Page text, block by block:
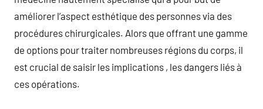
améliorer l’aspect esthétique des personnes via des
procédures chirurgicales. Alors que offrant une gamme
de options pour traiter nombreuses régions du corps, il
est crucial de saisir les implications , les dangers liés à
ces opérations.